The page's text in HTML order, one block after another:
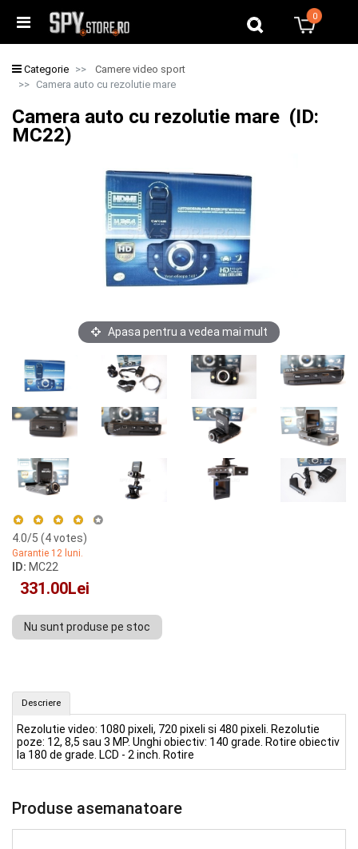
0
Categorie
Camere video sport
Camera auto cu rezolutie mare
Camera auto cu rezolutie mare (ID:
MC22)
Apasa pentru a vedea mai mult
4.0/5 (4votes)
Garantie 12 luni.
ID: MC22
331.00Lei
Nu sunt produse pe stoc
Descriere
Rezolutie video: 1080 pixeli, 720 pixeli si 480 pixeli. Rezolutie
poze: 12, 8,5 sau 3 MP. Unghi obiectiv: 140 grade. Rotire obiectiv
la 180 de grade. LCD - 2 inch. Rotire
Produse asemanatoare